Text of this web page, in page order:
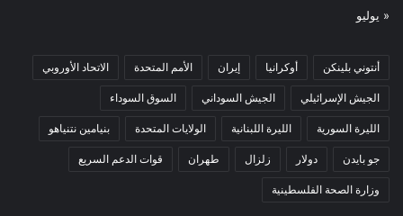
« يوليو
أنتوني بلينكن أوكرانيا إيران الأمم المتحدة الاتحاد الأوروبي
الجيش الإسرائيلي الجيش السوداني السوق السوداء
الليرة السورية الليرة اللبنانية الولايات المتحدة بنيامين نتنياهو
جو بايدن دولار زلزال طهران قوات الدعم السريع
وزارة الصحة الفلسطينية